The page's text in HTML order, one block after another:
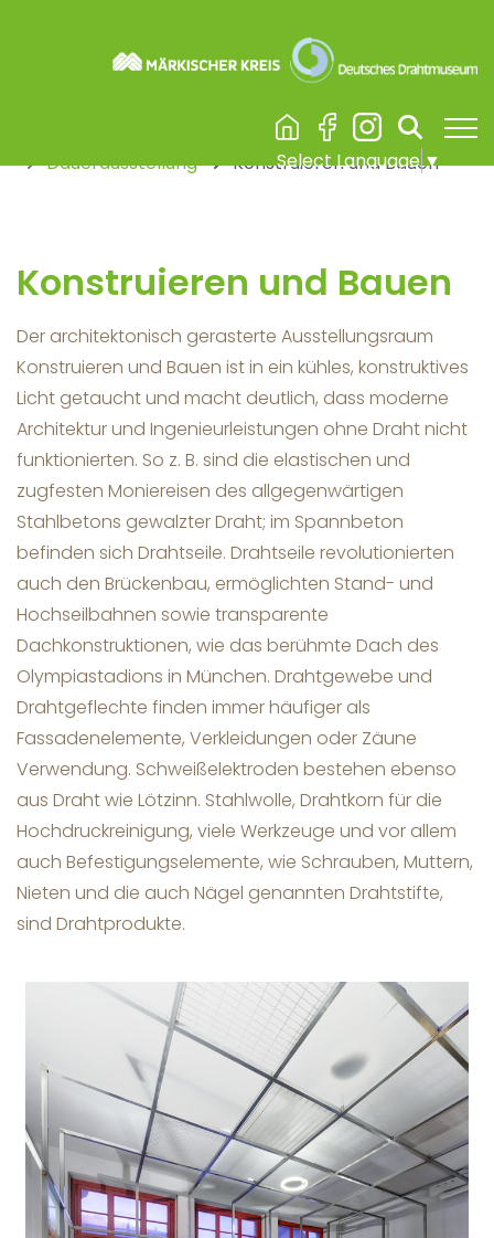
Select Language▼
Burg Altena & Erlebnisaufzug
Ausstellungen
Dauerausstellung
Konstruieren und Bauen
Konstruieren und Bauen
Der architektonisch gerasterte Ausstellungsraum
Konstruieren und Bauen ist in ein kühles, konstruktives
Licht getaucht und macht deutlich, dass moderne
Architektur und Ingenieurleistungen ohne Draht nicht
funktionierten. So z. B. sind die elastischen und
zugfesten Moniereisen des allgegenwärtigen
Stahlbetons gewalzter Draht; im Spannbeton
befinden sich Drahtseile. Drahtseile revolutionierten
auch den Brückenbau, ermöglichten Stand- und
Hochseilbahnen sowie transparente
Dachkonstruktionen, wie das berühmte Dach des
Olympiastadions in München. Drahtgewebe und
Drahtgeflechte finden immer häufiger als
Fassadenelemente, Verkleidungen oder Zäune
Verwendung. Schweißelektroden bestehen ebenso
aus Draht wie Lötzinn. Stahlwolle, Drahtkorn für die
Hochdruckreinigung, viele Werkzeuge und vor allem
auch Befestigungselemente, wie Schrauben, Muttern,
Nieten und die auch Nägel genannten Drahtstifte,
sind Drahtprodukte.